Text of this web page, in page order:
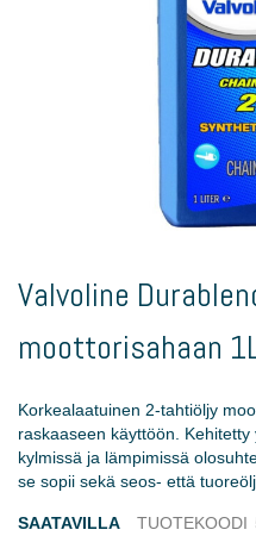
the
of
the
gallery
Valvoline
moottorisahaan
Korkealaatuinen 2-tahtiöljy
raskaaseen käyttöön.
kylmissä ja lämpimissä
se sopii sekä seos- että
SAATAVILLA TUOTEKOODI